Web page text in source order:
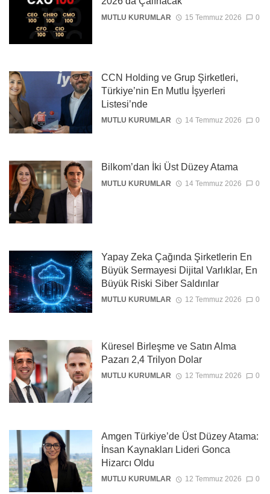
MUTLU KURUMLAR 15 Temmuz 2026 0
CCN Holding ve Grup Şirketleri,
Türkiye’nin En Mutlu İşyerleri
Listesi’nde
MUTLU KURUMLAR 14 Temmuz 2026 0
Bilkom’dan İki Üst Düzey Atama
MUTLU KURUMLAR 14 Temmuz 2026 0
Yapay Zeka Çağında Şirketlerin En
Büyük Sermayesi Dijital Varlıklar, En
Büyük Riski Siber Saldırılar
MUTLU KURUMLAR 12 Temmuz 2026 0
Küresel Birleşme ve Satın Alma
Pazarı 2,4 Trilyon Dolar
MUTLU KURUMLAR 12 Temmuz 2026 0
Amgen Türkiye’de Üst Düzey Atama:
İnsan Kaynakları Lideri Gonca
Hizarcı Oldu
MUTLU KURUMLAR 12 Temmuz 2026 0